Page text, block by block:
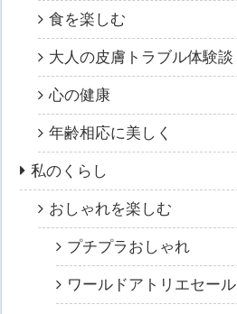
食を楽しむ
大人の皮膚トラブル体験談
心の健康
年齢相応に美しく
私のくらし
おしゃれを楽しむ
プチプラおしゃれ
ワールドアトリエセール